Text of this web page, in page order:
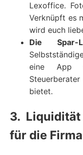
Lexoffice.
Verknüpft es
wird euch
Die Spar-
eine
bietet.
3. Liquidität
für die Firma